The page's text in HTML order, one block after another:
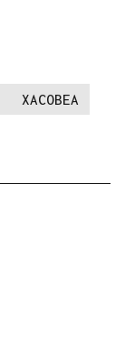
XACOBEA